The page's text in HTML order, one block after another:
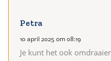
Petra
10 april 2025 om 08:19
Je kunt het ook